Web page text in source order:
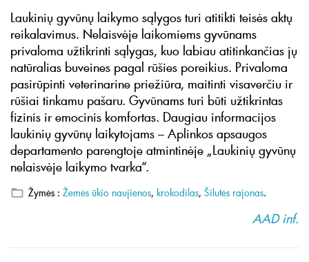
Laukinių gyvūnų laikymo sąlygos turi atitikti teisės aktų
reikalavimus. Nelaisvėje laikomiems gyvūnams
privaloma užtikrinti sąlygas, kuo labiau atitinkančias jų
natūralias buveines pagal rūšies poreikius. Privaloma
pasirūpinti veterinarine priežiūra, maitinti visaverčiu ir
rūšiai tinkamu pašaru. Gyvūnams turi būti užtikrintas
fizinis ir emocinis komfortas. Daugiau informacijos
laukinių gyvūnų laikytojams – Aplinkos apsaugos
departamento parengtoje atmintinėje „Laukinių gyvūnų
nelaisvėje laikymo tvarka“.
Žymės : Žemės ūkio naujienos, krokodilas, Šilutės rajonas.
AAD inf.